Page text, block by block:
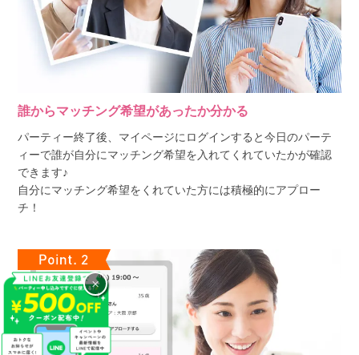
誰からマッチング希望があったか分かる
パーティー終了後、マイページにログインすると今日のパーテ
ィーで誰が自分にマッチング希望を入れてくれていたかが確認
できます♪
自分にマッチング希望をくれていた方には積極的にアプロー
チ！
×